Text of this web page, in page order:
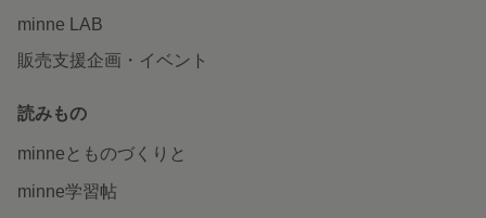
minne LAB
販売支援企画・イベント
読みもの
minneとものづくりと
minne学習帖